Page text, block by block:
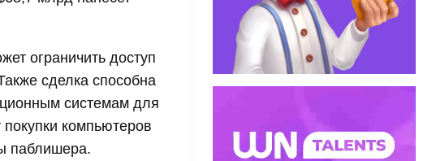
ограничить доступ
сделка способна
системам для
компьютеров
паблишера.